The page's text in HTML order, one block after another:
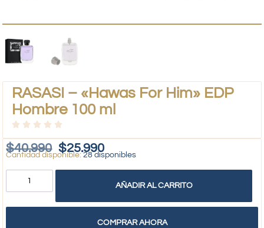
RASASI – «Hawas For Him» EDP
Hombre 100 ml
$40.990 $25.990
28 disponibles
AÑADIR AL CARRITO
COMPRAR AHORA